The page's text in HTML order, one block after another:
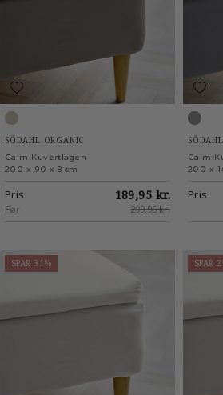
Taupe
SÖDAHL ORGANIC
Calm Kuvertlagen
200 x 90 x 8 cm
Pris 189,95 kr.
Før 299,95 kr.
Calm
200 x
Pris
SPAR 31% SPAR